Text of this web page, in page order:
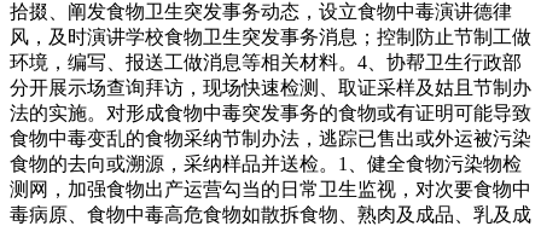
拾掇、阐发食物卫生突发事务动态，设立食物中毒演讲德律
风，及时演讲学校食物卫生突发事务消息；控制防止节制工做
环境，编写、报送工做消息等相关材料。4、协帮卫生行政部
分开展示场查询拜访，现场快速检测、取证采样及姑且节制办
法的实施。对形成食物中毒突发事务的食物或有证明可能导致
食物中毒变乱的食物采纳节制办法，逃踪已售出或外运被污染
食物的去向或溯源，采纳样品并送检。1、健全食物污染物检
测网，加强食物出产运营勾当的日常卫生监视，对次要食物中
毒病原、食物中毒高危食物如散拆食物、熟肉及成品、乳及成